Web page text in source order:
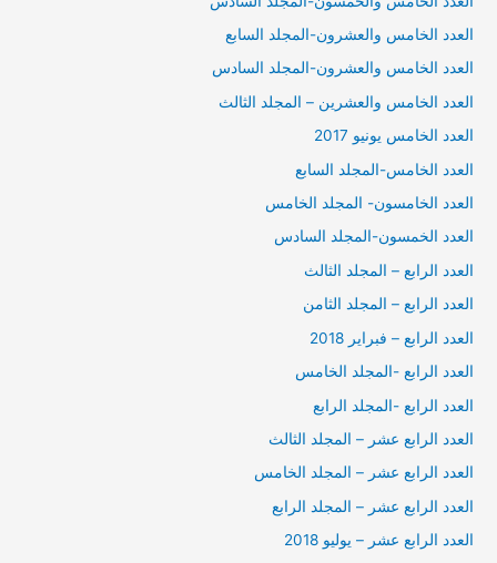
العدد الخامس والعشرون-المجلد السابع
العدد الخامس والعشرون-المجلد السادس
العدد الخامس والعشرين – المجلد الثالث
العدد الخامس يونيو 2017
العدد الخامس-المجلد السابع
العدد الخامسون- المجلد الخامس
العدد الخمسون-المجلد السادس
العدد الرابع – المجلد الثالث
العدد الرابع – المجلد الثامن
العدد الرابع – فبراير 2018
العدد الرابع -المجلد الخامس
العدد الرابع -المجلد الرابع
العدد الرابع عشر – المجلد الثالث
العدد الرابع عشر – المجلد الخامس
العدد الرابع عشر – المجلد الرابع
العدد الرابع عشر – يوليو 2018